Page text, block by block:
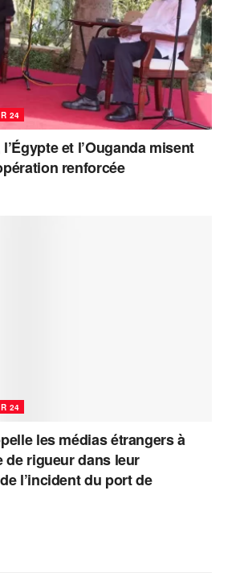
24
et l’Ouganda misent
renforcée
24
les médias étrangers à
de rigueur dans leur
l’incident du port de